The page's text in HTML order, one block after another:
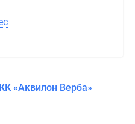
«Аквилон Верба»